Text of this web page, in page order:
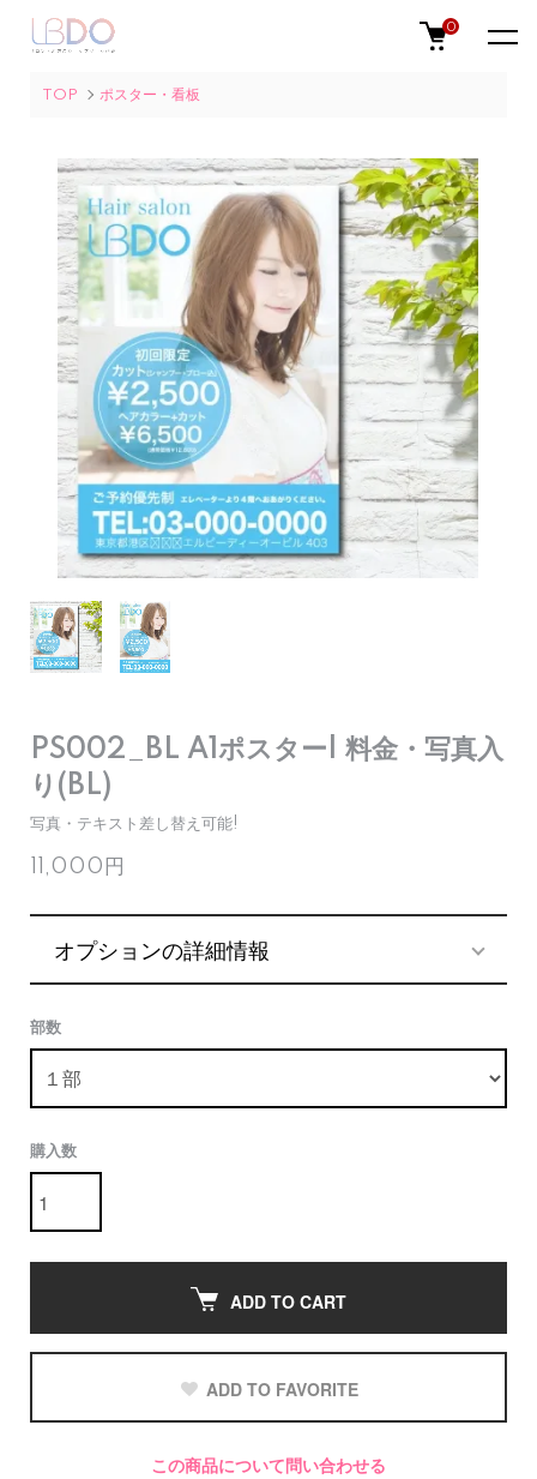
0
TOP ポスター・看板
PS002_BL A1ポスター| 料金・写真入
り(BL)
写真・テキスト差し替え可能!
11,000円
オプションの詳細情報
部数
購入数
ADD TO CART
ADD TO FAVORITE
この商品について問い合わせる